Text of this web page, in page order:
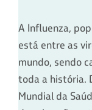
A Influenza,
está entre as
mundo, sendo
toda a história.
Mundial da